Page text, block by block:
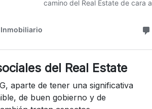
del Real Estate
aparte de tener una significativa
de buen gobierno y de